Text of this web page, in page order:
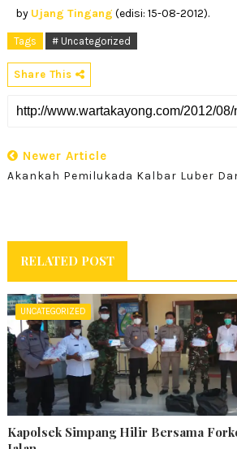
by Ujang Tingang (edisi: 15-08-2012).
Tags # Uncategorized
Share This
Newer Article
Akankah Pemilukada Kalbar Luber
RELATED POST
UNCATEGORIZED
Kapolsek Simpang Hilir Bersama